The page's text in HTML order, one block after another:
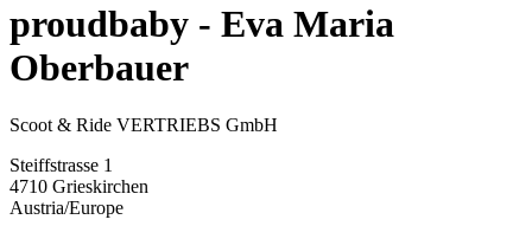
proudbaby - Eva Maria
Oberbauer
Scoot & Ride VERTRIEBS GmbH
Steiffstrasse 1
4710 Grieskirchen
Austria/Europe